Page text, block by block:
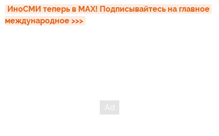
ИноСМИ теперь в MAX! Подписывайтесь на главное
международное >>>